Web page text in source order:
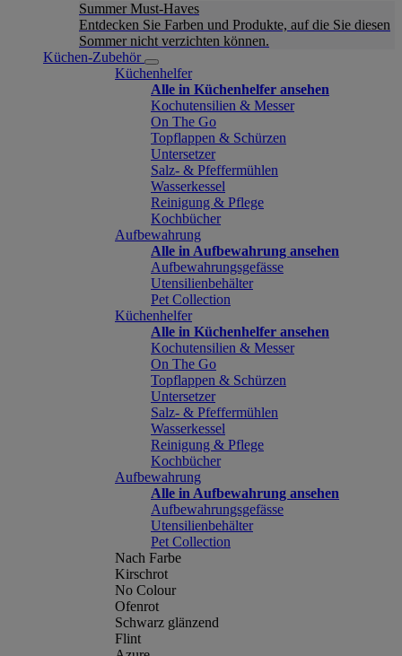
Summer Must-Haves
Entdecken Sie Farben und Produkte, auf die Sie diesen
Sommer nicht verzichten können.
Küchen-Zubehör
Küchenhelfer
Alle in Küchenhelfer ansehen
Kochutensilien & Messer
On The Go
Topflappen & Schürzen
Untersetzer
Salz- & Pfeffermühlen
Wasserkessel
Reinigung & Pflege
Kochbücher
Aufbewahrung
Alle in Aufbewahrung ansehen
Aufbewahrungsgefässe
Utensilienbehälter
Pet Collection
Küchenhelfer
Alle in Küchenhelfer ansehen
Kochutensilien & Messer
On The Go
Topflappen & Schürzen
Untersetzer
Salz- & Pfeffermühlen
Wasserkessel
Reinigung & Pflege
Kochbücher
Aufbewahrung
Alle in Aufbewahrung ansehen
Aufbewahrungsgefässe
Utensilienbehälter
Pet Collection
Nach Farbe
Kirschrot
No Colour
Ofenrot
Schwarz glänzend
Flint